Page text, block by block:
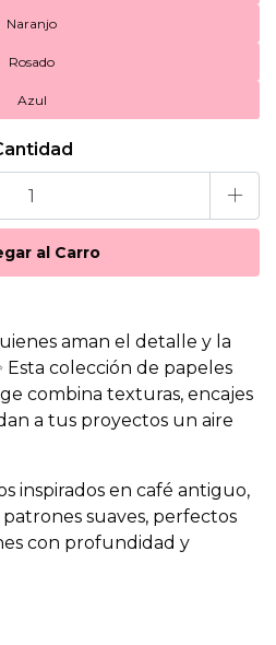
Naranjo
Rosado
Azul
+
aman el detalle y la
colección de papeles
combina texturas, encajes
a tus proyectos un aire
inspirados en café antiguo,
patrones suaves, perfectos
con profundidad y